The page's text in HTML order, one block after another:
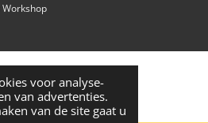
voor analyse-
van advertenties.
van de site gaat u